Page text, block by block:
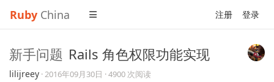
Ruby China 注册 登录
新手问题 Rails 角色权限功能实现
lilijreey ·2016年09月30日 · 4900 次阅读